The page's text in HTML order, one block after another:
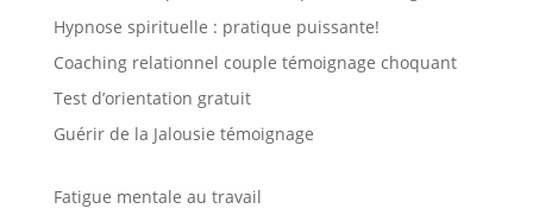
Hypnose spirituelle : pratique puissante!
Coaching relationnel couple témoignage choquant
Test d’orientation gratuit
Guérir de la Jalousie témoignage
Fatigue mentale au travail